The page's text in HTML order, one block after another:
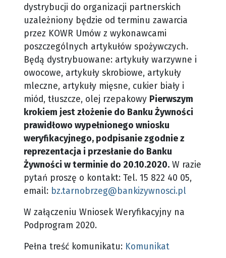
dystrybucji do organizacji partnerskich
uzależniony będzie od terminu zawarcia
przez KOWR Umów z wykonawcami
poszczególnych artykułów spożywczych.
Będą dystrybuowane: artykuły warzywne i
owocowe, artykuły skrobiowe, artykuły
mleczne, artykuły mięsne, cukier biały i
miód, tłuszcze, olej rzepakowy Pierwszym
krokiem jest złożenie do Banku Żywności
prawidłowo wypełnionego wniosku
weryfikacyjnego, podpisanie zgodnie z
reprezentacja i przesłanie do Banku
Żywności w terminie do 20.10.2020. W razie
pytań proszę o kontakt: Tel. 15 822 40 05,
email: bz.tarnobrzeg@bankizywnosci.pl
W załączeniu Wniosek Weryfikacyjny na
Podprogram 2020.
Pełna treść komunikatu: Komunikat